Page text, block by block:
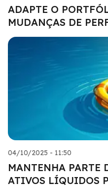
ADAPTE O
MUDANÇAS DE
04/10/2025 - 11:50
MANTENHA PARTE
ATIVOS LÍQUIDOS